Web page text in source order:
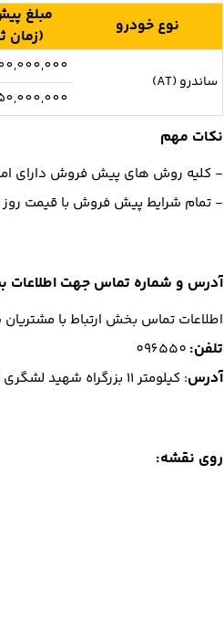
نوع خودرو
مبلغ
(زمان
ساندرو (AT)
200,000,000
250,000,000
نکات مهم
- کلیه روش های پیش فروش دارای
- تمام ﺷﺮاﯾﻂ ﭘﯿﺶ ﻓﺮوش ﺑﺎ ﻗﯿﻤﺖ
آدرس و شماره تماس جهت اطلاعات
اطلاعات تماس بخش ارتباط با
تلفن:
096550
آدرس: كيلومتر 11 بزرگراه شهيد لشگري (جاده مخصوص كرج) - جنب پارس الكتريك
روی نقشه: